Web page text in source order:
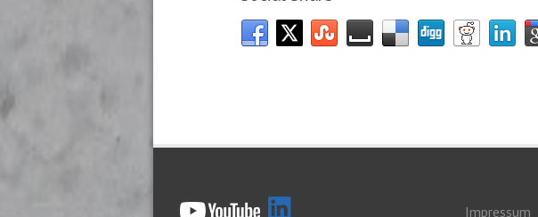
Impressum